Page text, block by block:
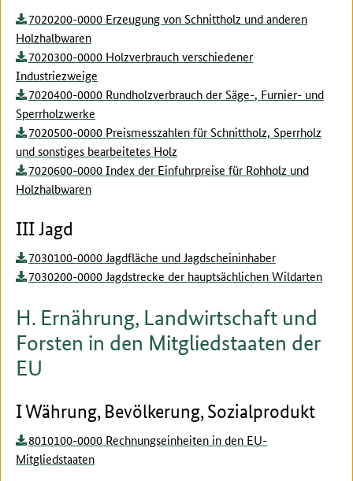
7020200-0000 Erzeugung von Schnittholz und anderen
Holzhalbwaren
7020300-0000 Holzverbrauch verschiedener
Industriezweige
7020400-0000 Rundholzverbrauch der Säge-, Furnier- und
Sperrholzwerke
7020500-0000 Preismesszahlen für Schnittholz, Sperrholz
und sonstiges bearbeitetes Holz
7020600-0000 Index der Einfuhrpreise für Rohholz und
Holzhalbwaren
III Jagd
7030100-0000 Jagdfläche und Jagdscheininhaber
7030200-0000 Jagdstrecke der hauptsächlichen Wildarten
H. Ernährung, Landwirtschaft und
Forsten in den Mitgliedstaaten der
EU
I Währung, Bevölkerung, Sozialprodukt
8010100-0000 Rechnungseinheiten in den EU-
Mitgliedstaaten